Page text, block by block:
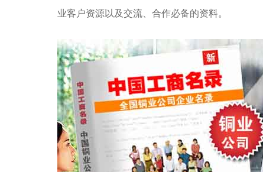
业客户资源以及交流、合作必备的资料。